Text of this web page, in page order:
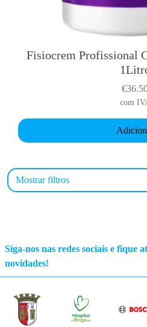
Fisiocrem Profissional
€
com
Mostrar filtros
Siga-nos nas redes sociais e fique
novidades!